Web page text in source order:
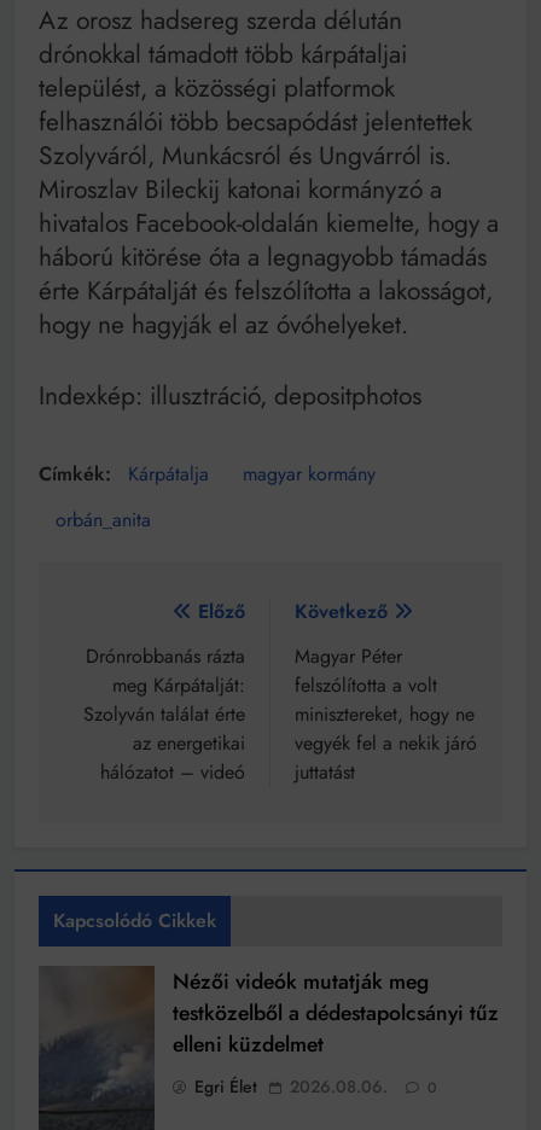
Az orosz hadsereg szerda délután
drónokkal támadott több kárpátaljai
települést, a közösségi platformok
felhasználói több becsapódást jelentettek
Szolyváról, Munkácsról és Ungvárról is.
Miroszlav Bileckij katonai kormányzó a
hivatalos Facebook-oldalán kiemelte, hogy a
háború kitörése óta a legnagyobb támadás
érte Kárpátalját és felszólította a lakosságot,
hogy ne hagyják el az óvóhelyeket.
Indexkép: illusztráció, depositphotos
Kárpátalja
magyar kormány
orbán_anita
Bejegyzés
navigáció
Előző
Drónrobbanás rázta
meg Kárpátalját:
Szolyván találat érte
az energetikai
hálózatot – videó
Következő
Magyar Péter
felszólította a volt
minisztereket, hogy ne
vegyék fel a nekik járó
juttatást
Kapcsolódó Cikkek
Nézői videók mutatják meg
testközelből a dédestapolcsányi tűz
elleni küzdelmet
Egri Élet 2026.08.06. 0